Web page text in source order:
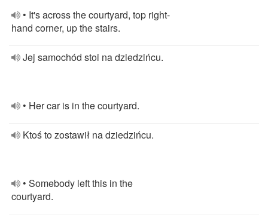
• It's across the courtyard, top right-
hand corner, up the stairs.
Jej samochód stoi na dziedzińcu.
• Her car is in the courtyard.
Ktoś to zostawił na dziedzińcu.
• Somebody left this in the
courtyard.